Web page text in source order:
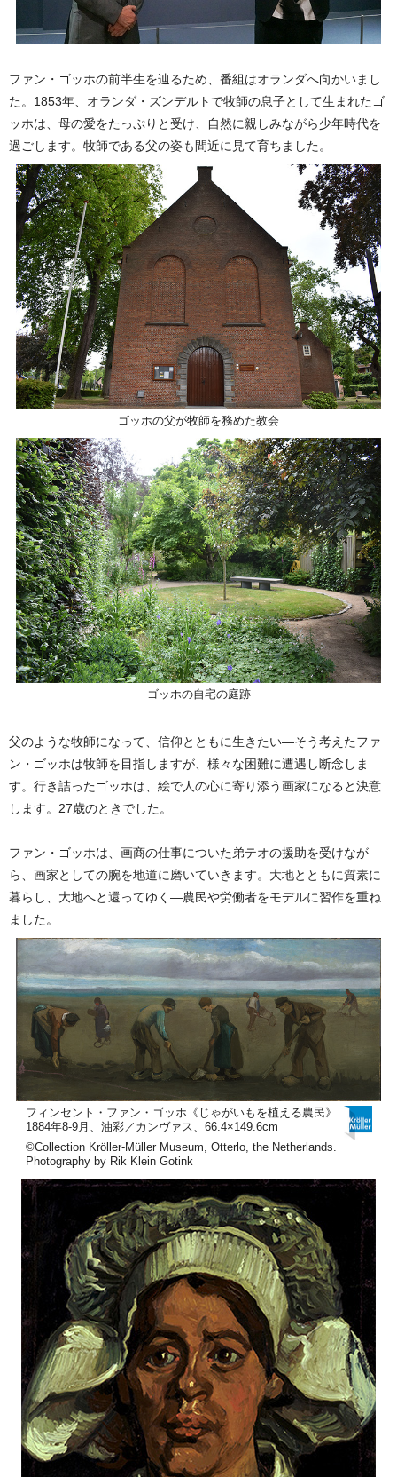
ファン・ゴッホの前半生を辿るため、番組はオランダへ向かいまし
た。1853年、オランダ・ズンデルトで牧師の息子として生まれたゴ
ッホは、母の愛をたっぷりと受け、自然に親しみながら少年時代を
過ごします。牧師である父の姿も間近に見て育ちました。
ゴッホの父が牧師を務めた教会
ゴッホの自宅の庭跡
父のような牧師になって、信仰とともに生きたい—そう考えたファ
ン・ゴッホは牧師を目指しますが、様々な困難に遭遇し断念しま
す。行き詰ったゴッホは、絵で人の心に寄り添う画家になると決意
します。27歳のときでした。
ファン・ゴッホは、画商の仕事についた弟テオの援助を受けなが
ら、画家としての腕を地道に磨いていきます。大地とともに質素に
暮らし、大地へと還ってゆく—農民や労働者をモデルに習作を重ね
ました。
フィンセント・ファン・ゴッホ《じゃがいもを植える農民》
1884年8-9月、油彩／カンヴァス、66.4×149.6cm
©Collection Kröller-Müller Museum, Otterlo, the Netherlands.
Photography by Rik Klein Gotink